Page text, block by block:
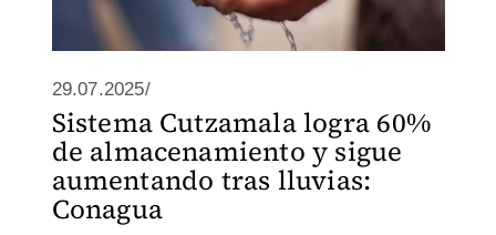
29.07.2025/
Sistema Cutzamala logra 60%
de almacenamiento y sigue
aumentando tras lluvias:
Conagua